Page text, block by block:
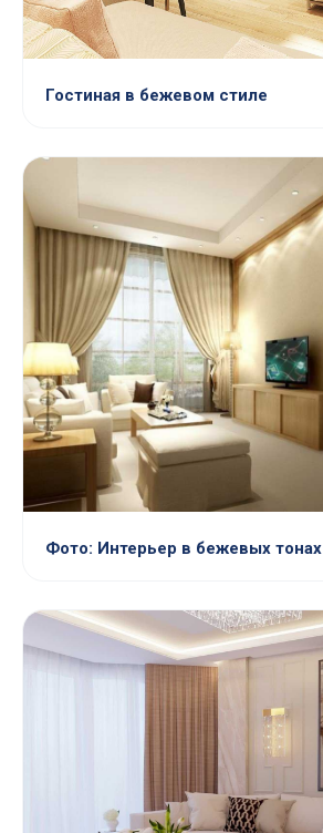
Гостиная в бежевом стиле
Фото: Интерьер в бежевых тонах